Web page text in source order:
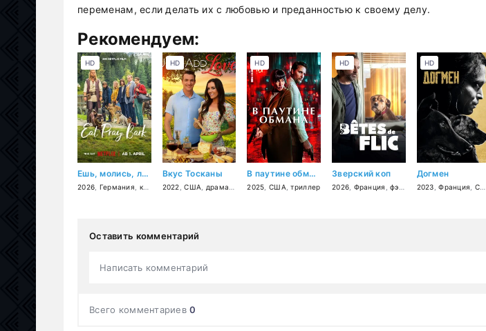
переменам, если делать их с любовью и преданностью к своему делу.
Рекомендуем:
Ешь, молись, лай
2026 Германия комедия
HD
Вкус Тосканы
2022 ,США драма мелодрама,комедия
HD
В паутине обмана
2025 США ,триллер
HD
Зверский коп
2026 Франция ,фэнтези ,триллер,комедия
HD
Догмен
2023 ,Франция США
HD
Оставить комментарий
Написать комментарий
Всего комментариев0